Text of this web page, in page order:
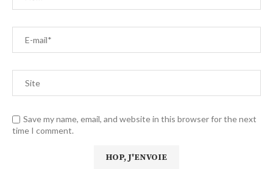
Save my name, email, and website in this browser for the next
time I comment.